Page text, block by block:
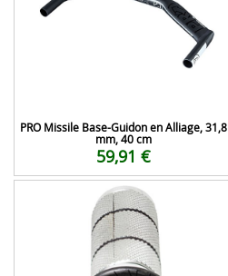
PRO Missile Base-Guidon en Alliage, 31,8
mm, 40 cm
59,91 €